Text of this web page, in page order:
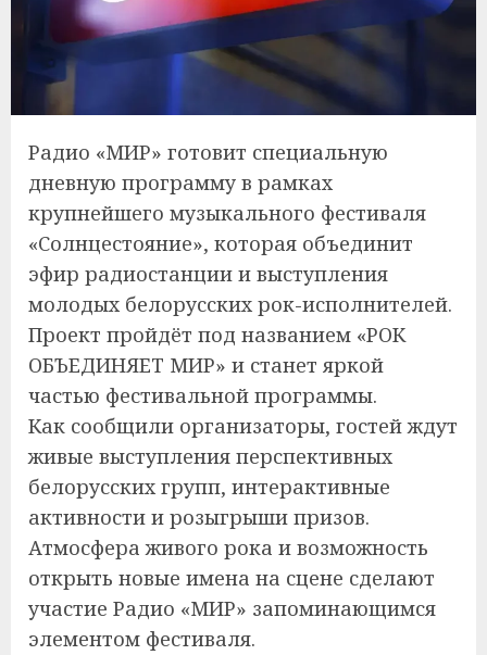
Радио «МИР» готовит специальную
дневную программу в рамках
крупнейшего музыкального фестиваля
«Солнцестояние», которая объединит
эфир радиостанции и выступления
молодых белорусских рок-исполнителей.
Проект пройдёт под названием «РОК
ОБЪЕДИНЯЕТ МИР» и станет яркой
частью фестивальной программы.
Как сообщили организаторы, гостей ждут
живые выступления перспективных
белорусских групп, интерактивные
активности и розыгрыши призов.
Атмосфера живого рока и возможность
открыть новые имена на сцене сделают
участие Радио «МИР» запоминающимся
элементом фестиваля.